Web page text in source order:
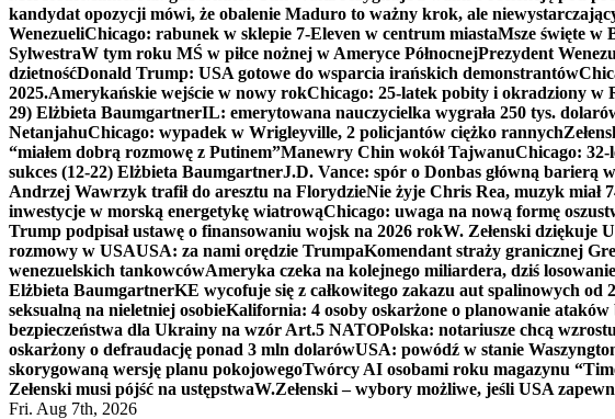
kandydat opozycji mówi, że obalenie Maduro to ważny krok, ale
WenezueliChicago: rabunek w sklepie 7-Eleven w centrum miastaMsze święte w
SylwestraW tym roku MŚ w piłce nożnej w Ameryce PółnocnejPrezydent
dzietnośćDonald Trump: USA gotowe do wsparcia irańskich demonstrantów
2025.Amerykańskie wejście w nowy rokChicago: 25-latek pobity i okradziony w
29) Elżbieta BaumgartnerIL: emerytowana nauczycielka wygrała 250 tys.
NetanjahuChicago: wypadek w Wrigleyville, 2 policjantów ciężko rannych
“miałem dobrą rozmowę z Putinem”Manewry Chin wokół TajwanuChicago: 32-
sukces (12-22) Elżbieta BaumgartnerJ.D. Vance: spór o Donbas główną barierą
Andrzej Wawrzyk trafił do aresztu na FlorydzieNie żyje Chris Rea, muzyk miał
inwestycje w morską energetykę wiatrowąChicago: uwaga na nową formę
Trump podpisał ustawę o finansowaniu wojsk na 2026 rokW. Zełenski dziękuje
rozmowy w USAUSA: za nami orędzie TrumpaKomendant straży granicznej
wenezuelskich tankowcówAmeryka czeka na kolejnego miliardera, dziś
Elżbieta BaumgartnerKE wycofuje się z całkowitego zakazu aut spalinowych od
seksualną na nieletniej osobieKalifornia: 4 osoby oskarżone o planowanie
bezpieczeństwa dla Ukrainy na wzór Art.5 NATOPolska: notariusze chcą
oskarżony o defraudację ponad 3 mln dolarówUSA: powódź w stanie
skorygowaną wersję planu pokojowegoTwórcy AI osobami roku magazynu
Zełenski musi pójść na ustępstwaW.Zełenski – wybory możliwe, jeśli USA
Fri. Aug 7th, 2026